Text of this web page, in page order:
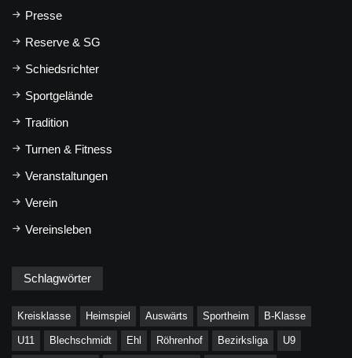
Presse
Reserve & SG
Schiedsrichter
Sportgelände
Tradition
Turnen & Fitness
Veranstaltungen
Verein
Vereinsleben
Schlagwörter
Kreisklasse Heimspiel Auswärts Sportheim B-Klasse
U11 Blechschmidt Ehl Röhrenhof Bezirksliga U9